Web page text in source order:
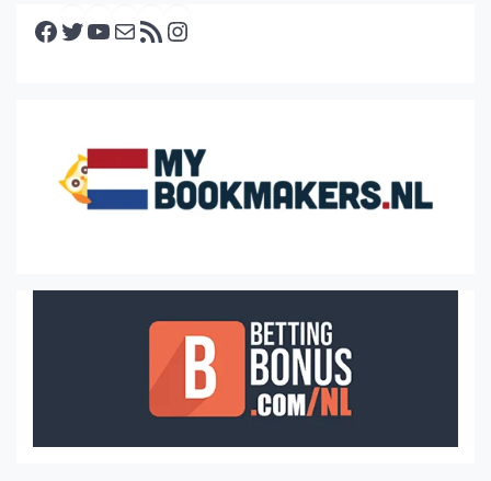
Facebook Twitter YouTube E-mail RSS feed